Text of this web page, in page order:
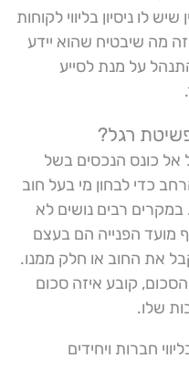
לו ניסיון בליווי לקוחות
מה שיבטיח שהוא יידע
על מנת לסייע
רגל?
אל כונס הנכסים בשל
כדי לבחון מי בעל חוב
במקרים רבים נושים לא
מועד הפנייה הם בעצם
את החוב או חלק ממנו.
קובע איזה סכום
שלו.
חברות ויחידים